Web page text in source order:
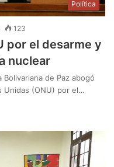
Política
123
por el desarme y
nuclear
de Paz abogó
Unidas (ONU) por el…